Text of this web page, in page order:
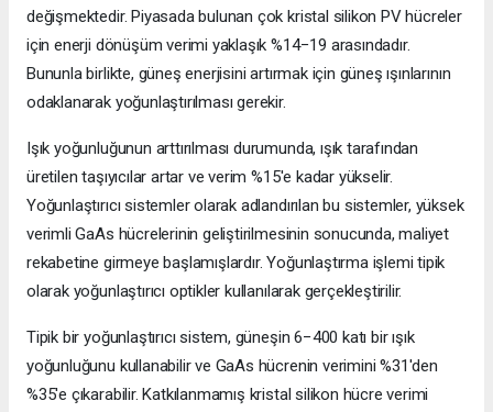
değişmektedir. Piyasada bulunan çok kristal silikon PV hücreler
için enerji dönüşüm verimi yaklaşık %14−19 arasındadır.
Bununla birlikte, güneş enerjisini artırmak için güneş ışınlarının
odaklanarak yoğunlaştırılması gerekir.
Işık yoğunluğunun arttırılması durumunda, ışık tarafından
üretilen taşıyıcılar artar ve verim %15'e kadar yükselir.
Yoğunlaştırıcı sistemler olarak adlandırılan bu sistemler, yüksek
verimli GaAs hücrelerinin geliştirilmesinin sonucunda, maliyet
rekabetine girmeye başlamışlardır. Yoğunlaştırma işlemi tipik
olarak yoğunlaştırıcı optikler kullanılarak gerçekleştirilir.
Tipik bir yoğunlaştırıcı sistem, güneşin 6−400 katı bir ışık
yoğunluğunu kullanabilir ve GaAs hücrenin verimini %31'den
%35'e çıkarabilir. Katkılanmamış kristal silikon hücre verimi